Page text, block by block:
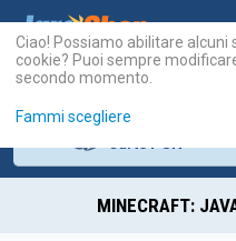
MINECRAFT:
Ciao! Possiamo abilitare alcuni
cookie? Puoi sempre
secondo momento.
Fammi scegliere